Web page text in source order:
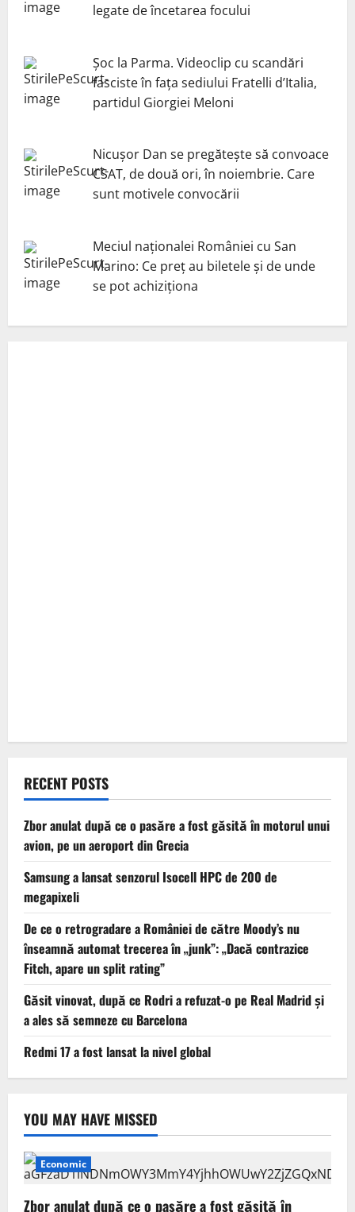
legate de încetarea focului
Șoc la Parma. Videoclip cu scandări
fasciste în fața sediului Fratelli d’Italia,
partidul Giorgiei Meloni
Nicuşor Dan se pregăteşte să convoace
CSAT, de două ori, în noiembrie. Care
sunt motivele convocării
Meciul naționalei României cu San
Marino: Ce preț au biletele și de unde
se pot achiziționa
RECENT POSTS
Zbor anulat după ce o pasăre a fost găsită în motorul unui
avion, pe un aeroport din Grecia
Samsung a lansat senzorul Isocell HPC de 200 de
megapixeli
De ce o retrogradare a României de către Moody’s nu
înseamnă automat trecerea în „junk”: „Dacă contrazice
Fitch, apare un split rating”
Găsit vinovat, după ce Rodri a refuzat-o pe Real Madrid și
a ales să semneze cu Barcelona
Redmi 17 a fost lansat la nivel global
YOU MAY HAVE MISSED
Economic
Zbor anulat după ce o pasăre a fost găsită în